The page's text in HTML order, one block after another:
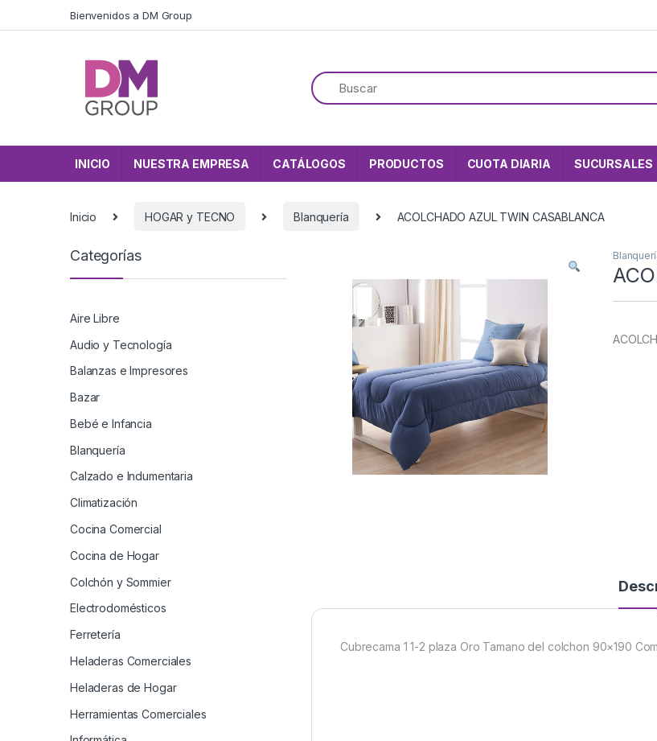
Bienvenidos a DM Group
INICIO NUESTRA EMPRESA CATÁLOGOS PRODUCTOS CUOTA DIARIA SUCURSALES
Inicio HOGAR y TECNO Blanquería ACOLCHADO AZUL TWIN CASABLANCA
Cubrecama 1 1-2 plaza Oro Tamano del colchon 90×190
Categorías
Aire Libre
Audio y Tecnología
Balanzas e Impresores
Bazar
Bebé e Infancia
Blanquería
Calzado e Indumentaria
Climatización
Cocina Comercial
Cocina de Hogar
Colchón y Sommier
Electrodomésticos
Ferretería
Heladeras Comerciales
Heladeras de Hogar
Herramientas Comerciales